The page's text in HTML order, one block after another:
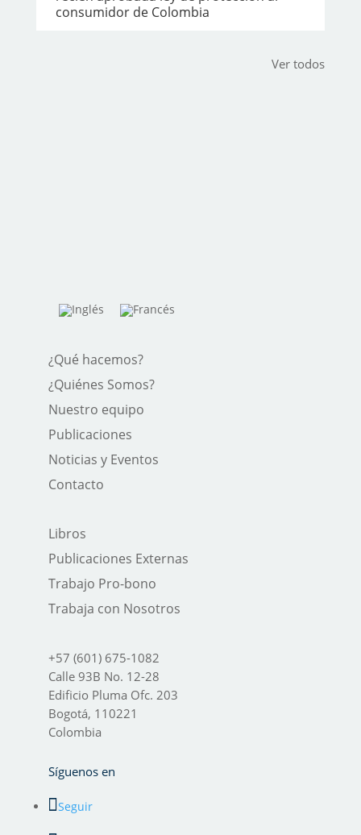
consumidor de Colombia
Ver todos
¿Qué hacemos?
¿Quiénes Somos?
Nuestro equipo
Publicaciones
Noticias y Eventos
Contacto
Libros
Publicaciones Externas
Trabajo Pro-bono
Trabaja con Nosotros
+57 (601) 675-1082
Calle 93B No. 12-28
Edificio Pluma Ofc. 203
Bogotá, 110221
Colombia
Síguenos en
Seguir